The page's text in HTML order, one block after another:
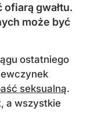
gwałtu.
może być
ostatniego
seksualną.
a wszystkie